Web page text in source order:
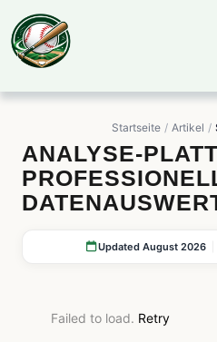
Startseite Artikel
ANALYSE-
Updated August 2026
Failed to load. Retry